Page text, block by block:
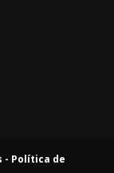
- Política de